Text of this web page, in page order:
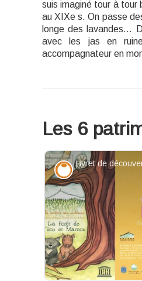
suis imaginé tour à tour
au XIXe s. On passe
longe des lavandes…
avec les jas en
accompagnateur en
Les 6
Savoir-faire